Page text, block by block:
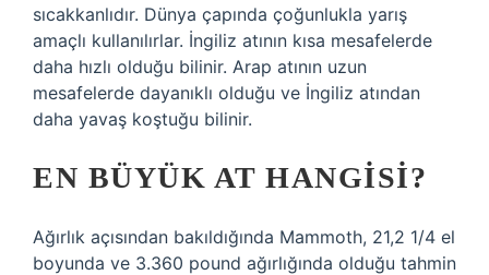
sıcakkanlıdır. Dünya çapında çoğunlukla yarış
amaçlı kullanılırlar. İngiliz atının kısa mesafelerde
daha hızlı olduğu bilinir. Arap atının uzun
mesafelerde dayanıklı olduğu ve İngiliz atından
daha yavaş koştuğu bilinir.
EN BÜYÜK AT HANGISI?
Ağırlık açısından bakıldığında Mammoth, 21,2 1/4 el
boyunda ve 3.360 pound ağırlığında olduğu tahmin